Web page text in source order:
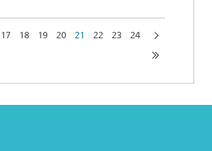
17 18 19 20 21 22 23 24